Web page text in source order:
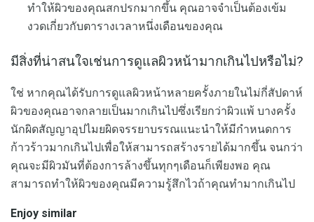
ทำให้ผิวของคุณสกปรกมากขึ้น คุณอาจจำเป็นต้องเข้ม
งวดเกี่ยวกับตารางเวลาหนึ่งเดือนของคุณ
มีสิ่งที่น่าสนใจเช่นการดูแลผิวหน้ามากเกินไปหรือไม่?
ใช่ หากคุณได้รับการดูแลผิวหน้าหลายครั้งภายในไม่กี่สัปดาห์
ผิวของคุณอาจกลายเป็นมากเกินไปซึ่งเรียกว่าผิวแพ้ บางครั้ง
นักผิดสัญญาอุปไมยผิดจรรยาบรรณแนะนำให้มีกำหนดการ
ก้าวร้าวมากเกินไปเพื่อให้สามารถสร้างรายได้มากขึ้น จนกว่า
คุณจะมีผิวมันที่ต้องการล้างขึ้นทุกๆเดือนก็เพียงพอ คุณ
สามารถทำให้ผิวของคุณมีความรู้สึกไวถ้าคุณทำมากเกินไป
Enjoy similar